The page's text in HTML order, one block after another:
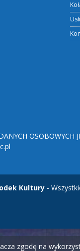
OSOBOWYCH
Kultury -
zgodę na